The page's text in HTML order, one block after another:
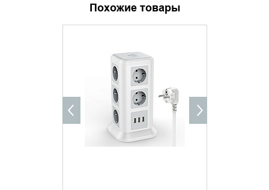
Похожие товары
УТОЧНИТЬ НАЛИЧИЕ